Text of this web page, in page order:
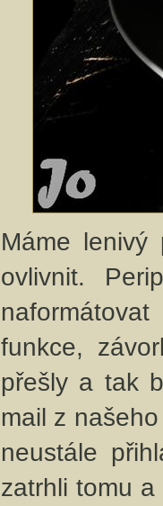
Máme lenivý
ovlivnit.
funkce,
přešly a tak
mail z
neustále
zatrhli tomu